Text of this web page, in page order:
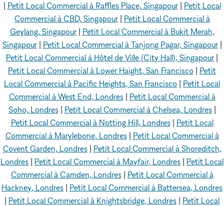
Petit Local Commercial à Raffles Place, Singapour| Petit Local
Commercial à CBD, Singapour| Petit Local Commercial à
Geylang, Singapour| Petit Local Commercial à Bukit Merah,
Singapour| Petit Local Commercial à Tanjong Pagar, Singapour|
Petit Local Commercial à Hôtel de Ville (City Hall), Singapour
Petit Local Commercial à Lower Haight, San Francisco
Petit
Local Commercial à Pacific Heights, San Francisco
Petit Local
Commercial à West End, Londres| Petit Local Commercial à
Soho, Londres| Petit Local Commercial à Chelsea, Londres|
Petit Local Commercial à Notting Hill, Londres| Petit Local
Commercial à Marylebone, Londres| Petit Local Commercial à
Covent Garden, Londres| Petit Local Commercial à Shoreditch,
Londres
Petit Local Commercial à Mayfair, Londres
Petit Local
Commercial à Camden, Londres| Petit Local Commercial à
Hackney, Londres
Petit Local Commercial à Battersea, Londres
Petit Local Commercial à Knightsbridge, Londres
Petit Local